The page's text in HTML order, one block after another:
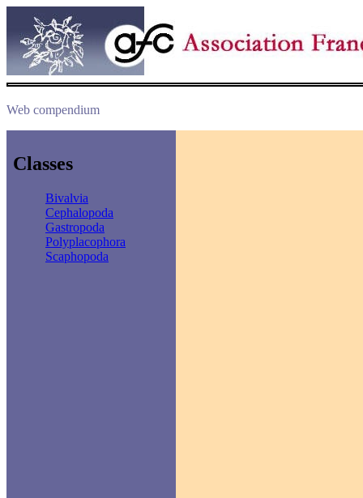
Web compendium
Classes
Bivalvia
Cephalopoda
Gastropoda
Polyplacophora
Scaphopoda